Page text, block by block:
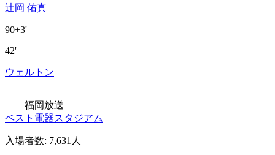
辻岡 佑真
90+3'
42'
ウェルトン
福岡放送
ベスト電器スタジアム
入場者数: 7,631人